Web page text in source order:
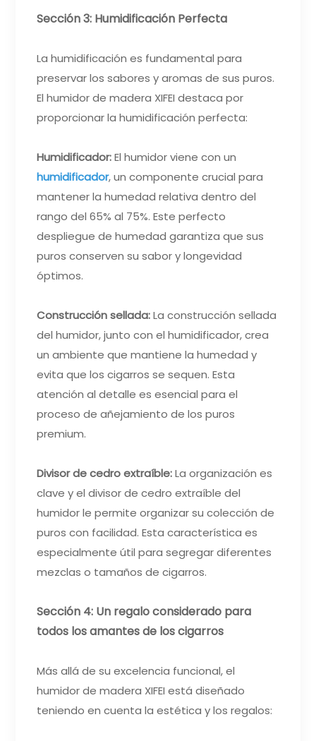
Sección 3: Humidificación Perfecta
La humidificación es fundamental para
preservar los sabores y aromas de sus puros.
El humidor de madera XIFEI destaca por
proporcionar la humidificación perfecta:
Humidificador:El humidor viene con un
humidificador, un componente crucial para
mantener la humedad relativa dentro del
rango del 65% al 75%. Este perfecto
despliegue de humedad garantiza que sus
puros conserven su sabor y longevidad
óptimos.
Construcción sellada:La construcción sellada
del humidor, junto con el humidificador, crea
un ambiente que mantiene la humedad y
evita que los cigarros se sequen. Esta
atención al detalle es esencial para el
proceso de añejamiento de los puros
premium.
Divisor de cedro extraíble:La organización es
clave y el divisor de cedro extraíble del
humidor le permite organizar su colección de
puros con facilidad. Esta característica es
especialmente útil para segregar diferentes
mezclas o tamaños de cigarros.
Sección 4: Un regalo considerado para
todos los amantes de los cigarros
Más allá de su excelencia funcional, el
humidor de madera XIFEI está diseñado
teniendo en cuenta la estética y los regalos: